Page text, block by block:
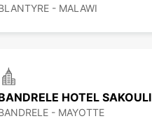
- MALAWI
HOTEL SAKOULI
- MAYOTTE